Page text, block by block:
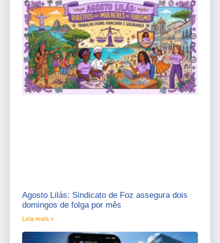
Agosto Lilás: Sindicato de Foz assegura dois
domingos de folga por mês
Leia mais »